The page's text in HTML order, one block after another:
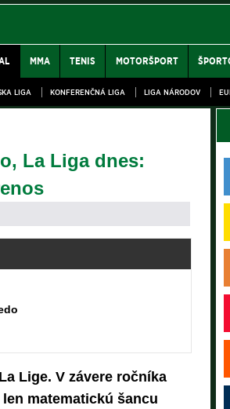
MMA TENIS MOTORŠPORT
LIGA KONFERENČNÁ LIGA LIGA NÁRODOV
La Liga dnes:
Lige. V závere ročníka
matematickú šancu